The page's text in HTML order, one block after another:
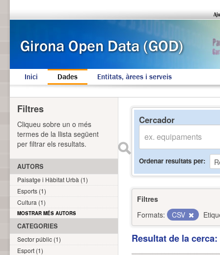
Inici Dades Entitats, àrees i serveis
Cercador
Ordenar resultats per
Filtres
Formats:
CSV
Resultat de la
Filtres
Cliqueu sobre un o més
termes de la llista següent
per filtrar els resultats.
AUTORS
Paisatge i Hàbitat Urbà (1)
Esports (1)
Cultura (1)
MOSTRAR MÉS AUTORS
CATEGORIES
Sector públic (1)
Esport (1)